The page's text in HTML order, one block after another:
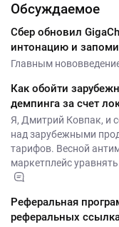
Обсуждаемое
Сбер обновил
интонацию и
Главным
Как обойти
демпинга за счет
Я, Дмитрий Ковпак, и
над зарубежными
тарифов. Весной
маркетплейс
Реферальная
реферальных